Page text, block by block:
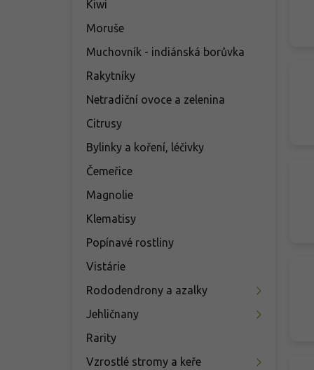
Kiwi
Moruše
Muchovník - indiánská borůvka
Rakytníky
Netradiční ovoce a zelenina
Citrusy
Bylinky a koření, léčivky
Čemeřice
Magnolie
Klematisy
Popínavé rostliny
Vistárie
Rododendrony a azalky
Jehličnany
Rarity
Vzrostlé stromy a keře